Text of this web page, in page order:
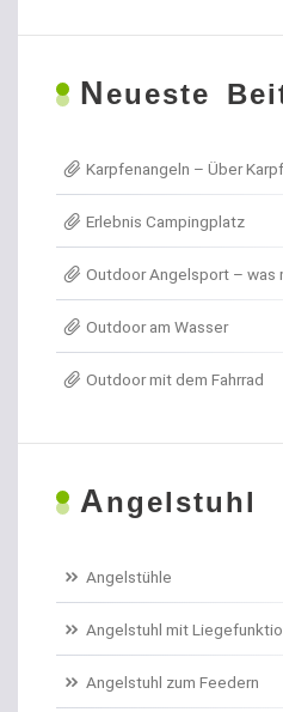
Angel- / Jagd- &
Angelkoffer
Angelrollen für das
Angelschnur Dorsch
Angelschnur Feedern
Neueste
Karpfenangeln – Über
Erlebnis Campingplatz
Outdoor Angelsport – was
Outdoor am Wasser
Outdoor mit dem Fahrrad
Angelstuhl
Angelstühle
Angelstuhl mit
Angelstuhl zum Feedern